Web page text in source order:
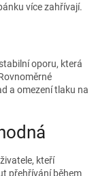
více zahřívají.
oporu, která
a omezení tlaku na
kteří
přehřívání během